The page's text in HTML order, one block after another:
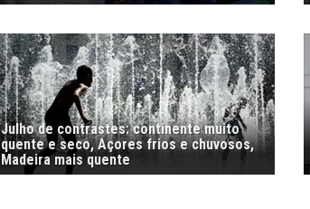
Julho de contrastes: continente muito
quente e seco, Açores frios e chuvosos,
Madeira mais quente